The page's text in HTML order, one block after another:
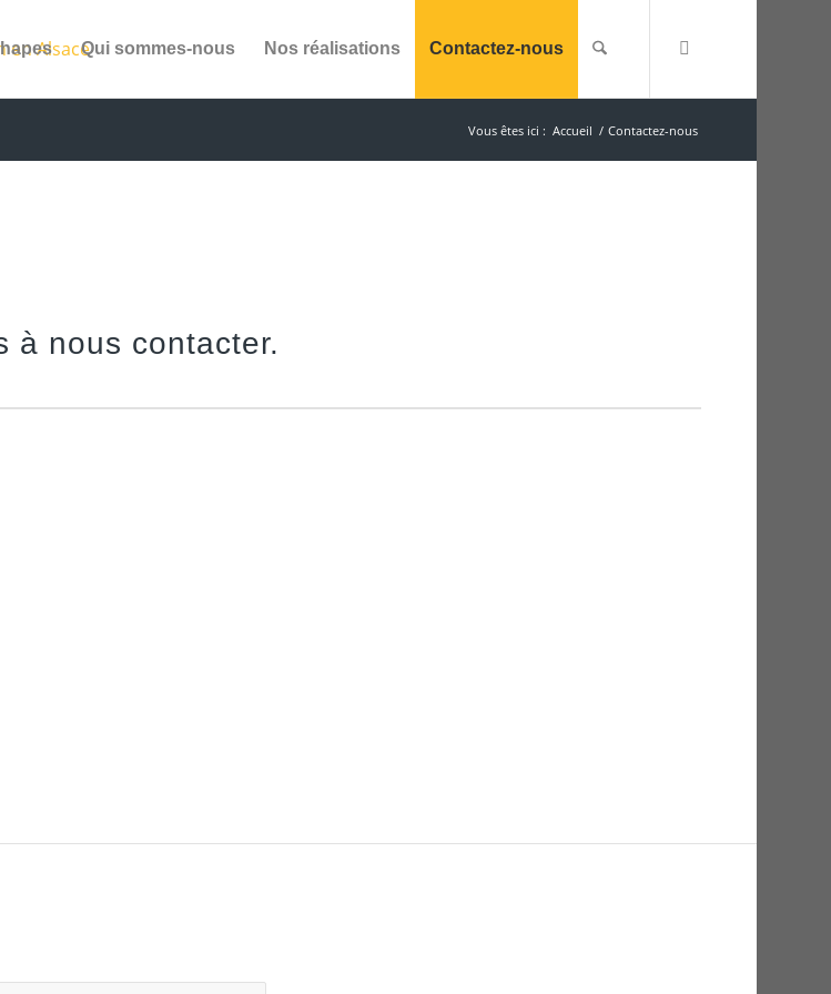
Qui sommes-nous Nos réalisations Contactez-nous
Vous êtes ici : Accueil / Contactez-nous
à nous contacter.